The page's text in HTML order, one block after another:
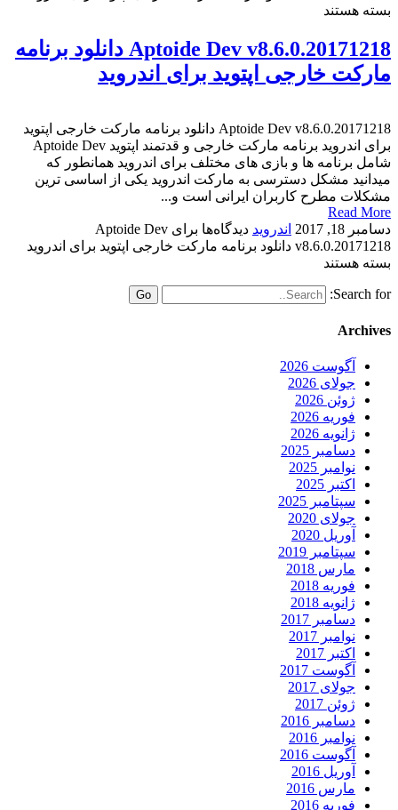
بسته هستند
Aptoide Dev v8.6.0.20171218 دانلود برنامه
مارکت خارجی اپتوید برای اندروید
Aptoide Dev v8.6.0.20171218 دانلود برنامه مارکت خارجی اپتوید
برای اندروید برنامه مارکت خارجی و قدتمند اپتوید Aptoide Dev
شامل برنامه ها و بازی های مختلف برای اندروید همانطور که
میدانید مشکل دسترسی به مارکت اندروید یکی از اساسی ترین
مشکلات مطرح کاربران ایرانی است و...
Read More
دسامبر 18, 2017
اندروید دیدگاه‌ها
برای Aptoide Dev
v8.6.0.20171218 دانلود برنامه مارکت خارجی اپتوید برای اندروید
بسته هستند
Search for:
Archives
آگوست 2026
جولای 2026
ژوئن 2026
فوریه 2026
ژانویه 2026
دسامبر 2025
نوامبر 2025
اکتبر 2025
سپتامبر 2025
جولای 2020
آوریل 2020
سپتامبر 2019
مارس 2018
فوریه 2018
ژانویه 2018
دسامبر 2017
نوامبر 2017
اکتبر 2017
آگوست 2017
جولای 2017
ژوئن 2017
دسامبر 2016
نوامبر 2016
آگوست 2016
آوریل 2016
مارس 2016
فوریه 2016